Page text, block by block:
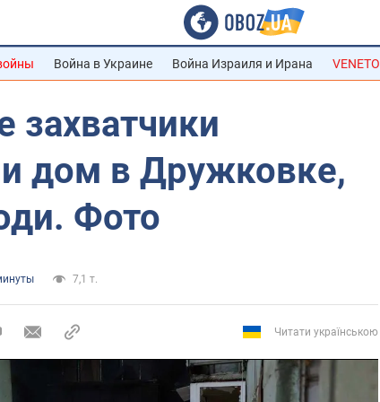
Война в Украине Война Израиля и Ирана VENETO
захватчики
дом в Дружковке,
Фото
7,1 т.
Читати українською